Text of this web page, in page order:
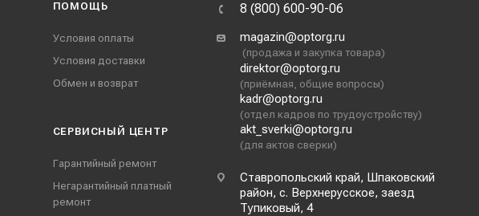
ПОМОЩЬ
Условия оплаты
Условия доставки
Обмен и возврат
СЕРВИСНЫЙ ЦЕНТР
Гарантийный ремонт
Негарантийный платный
ремонт
8 (800) 600-90-06
magazin@optorg.ru
(продажа и закупка товара)
direktor@optorg.ru
(приёмная, общие вопросы)
kadr@optorg.ru
(отдел кадров по трудоустройству)
akt_sverki@optorg.ru
(для актов сверки)
Ставропольский край, Шпаковский
район, с. Верхнерусское, заезд
Тупиковый, 4